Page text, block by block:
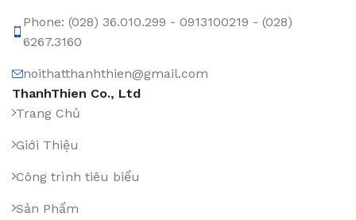
Phone: (028) 36.010.299 - 0913100219 - (028)
6267.3160
noithatthanhthien@gmail.com
ThanhThien Co., Ltd
Trang Chủ
Giới Thiệu
Công trình tiêu biểu
Sản Phẩm